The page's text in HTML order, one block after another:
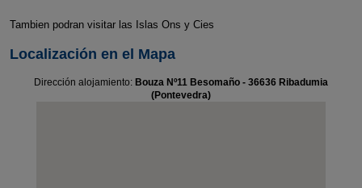
Tambien podran visitar las Islas Ons y Cies
Localización en el Mapa
Dirección alojamiento: Bouza Nº11 Besomaño - 36636 Ribadumia
(Pontevedra)